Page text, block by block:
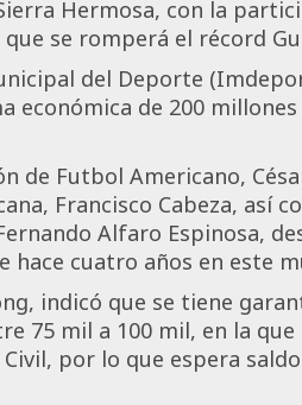
Hermosa, con la
se romperá el récord
del Deporte
económica de 200
de Futbol Americano,
Francisco Cabeza, así
Alfaro Espinosa,
hace cuatro años en este
indicó que se tiene
75 mil a 100 mil, en la
por lo que espera